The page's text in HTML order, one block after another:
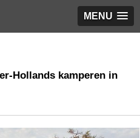
MENU
Hollands kamperen in